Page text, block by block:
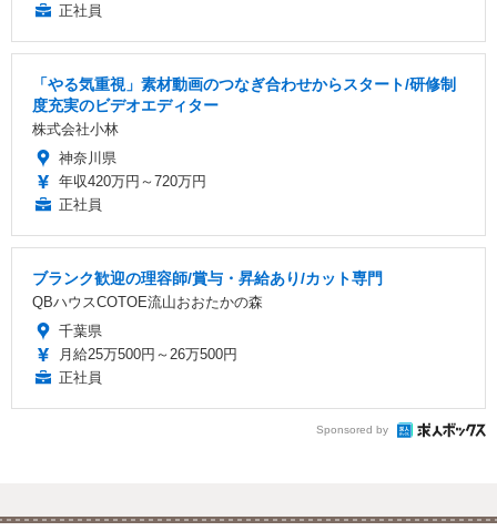
正社員
「やる気重視」素材動画のつなぎ合わせからスタート/研修制
度充実のビデオエディター
株式会社小林
神奈川県
年収420万円～720万円
正社員
ブランク歓迎の理容師/賞与・昇給あり/カット専門
QBハウスCOTOE流山おおたかの森
千葉県
月給25万500円～26万500円
正社員
Sponsored by